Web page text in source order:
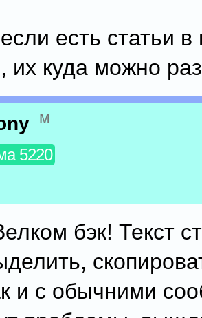
есть статьи
их куда можно
м
5220
бэк! Текст
и с обычними